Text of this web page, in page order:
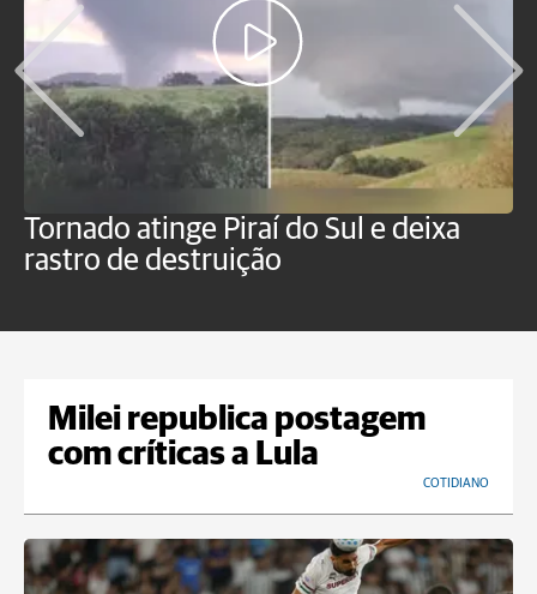
Tornado atinge Piraí do Sul e deixa
rastro de destruição
Milei republica postagem
com críticas a Lula
COTIDIANO